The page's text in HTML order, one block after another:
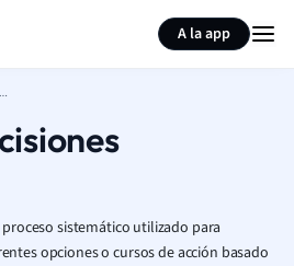
A la app
Toma de decisiones (Psicología)
sistemático utilizado para
opciones o cursos de acción basado
Resumir página